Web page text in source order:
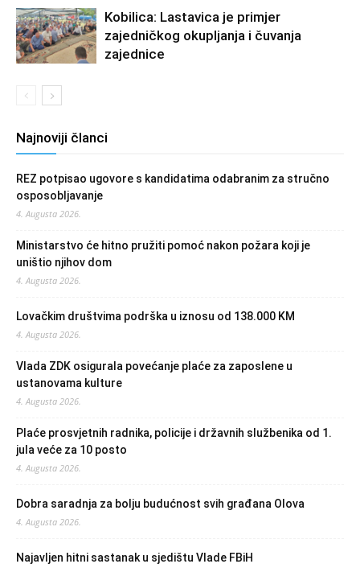
Kobilica: Lastavica je primjer
zajedničkog okupljanja i čuvanja
zajednice
Najnoviji članci
REZ potpisao ugovore s kandidatima odabranim za stručno
osposobljavanje
4. Augusta 2026.
Ministarstvo će hitno pružiti pomoć nakon požara koji je
uništio njihov dom
4. Augusta 2026.
Lovačkim društvima podrška u iznosu od 138.000 KM
4. Augusta 2026.
Vlada ZDK osigurala povećanje plaće za zaposlene u
ustanovama kulture
4. Augusta 2026.
Plaće prosvjetnih radnika, policije i državnih službenika od 1.
jula veće za 10 posto
4. Augusta 2026.
Dobra saradnja za bolju budućnost svih građana Olova
4. Augusta 2026.
Najavljen hitni sastanak u sjedištu Vlade FBiH